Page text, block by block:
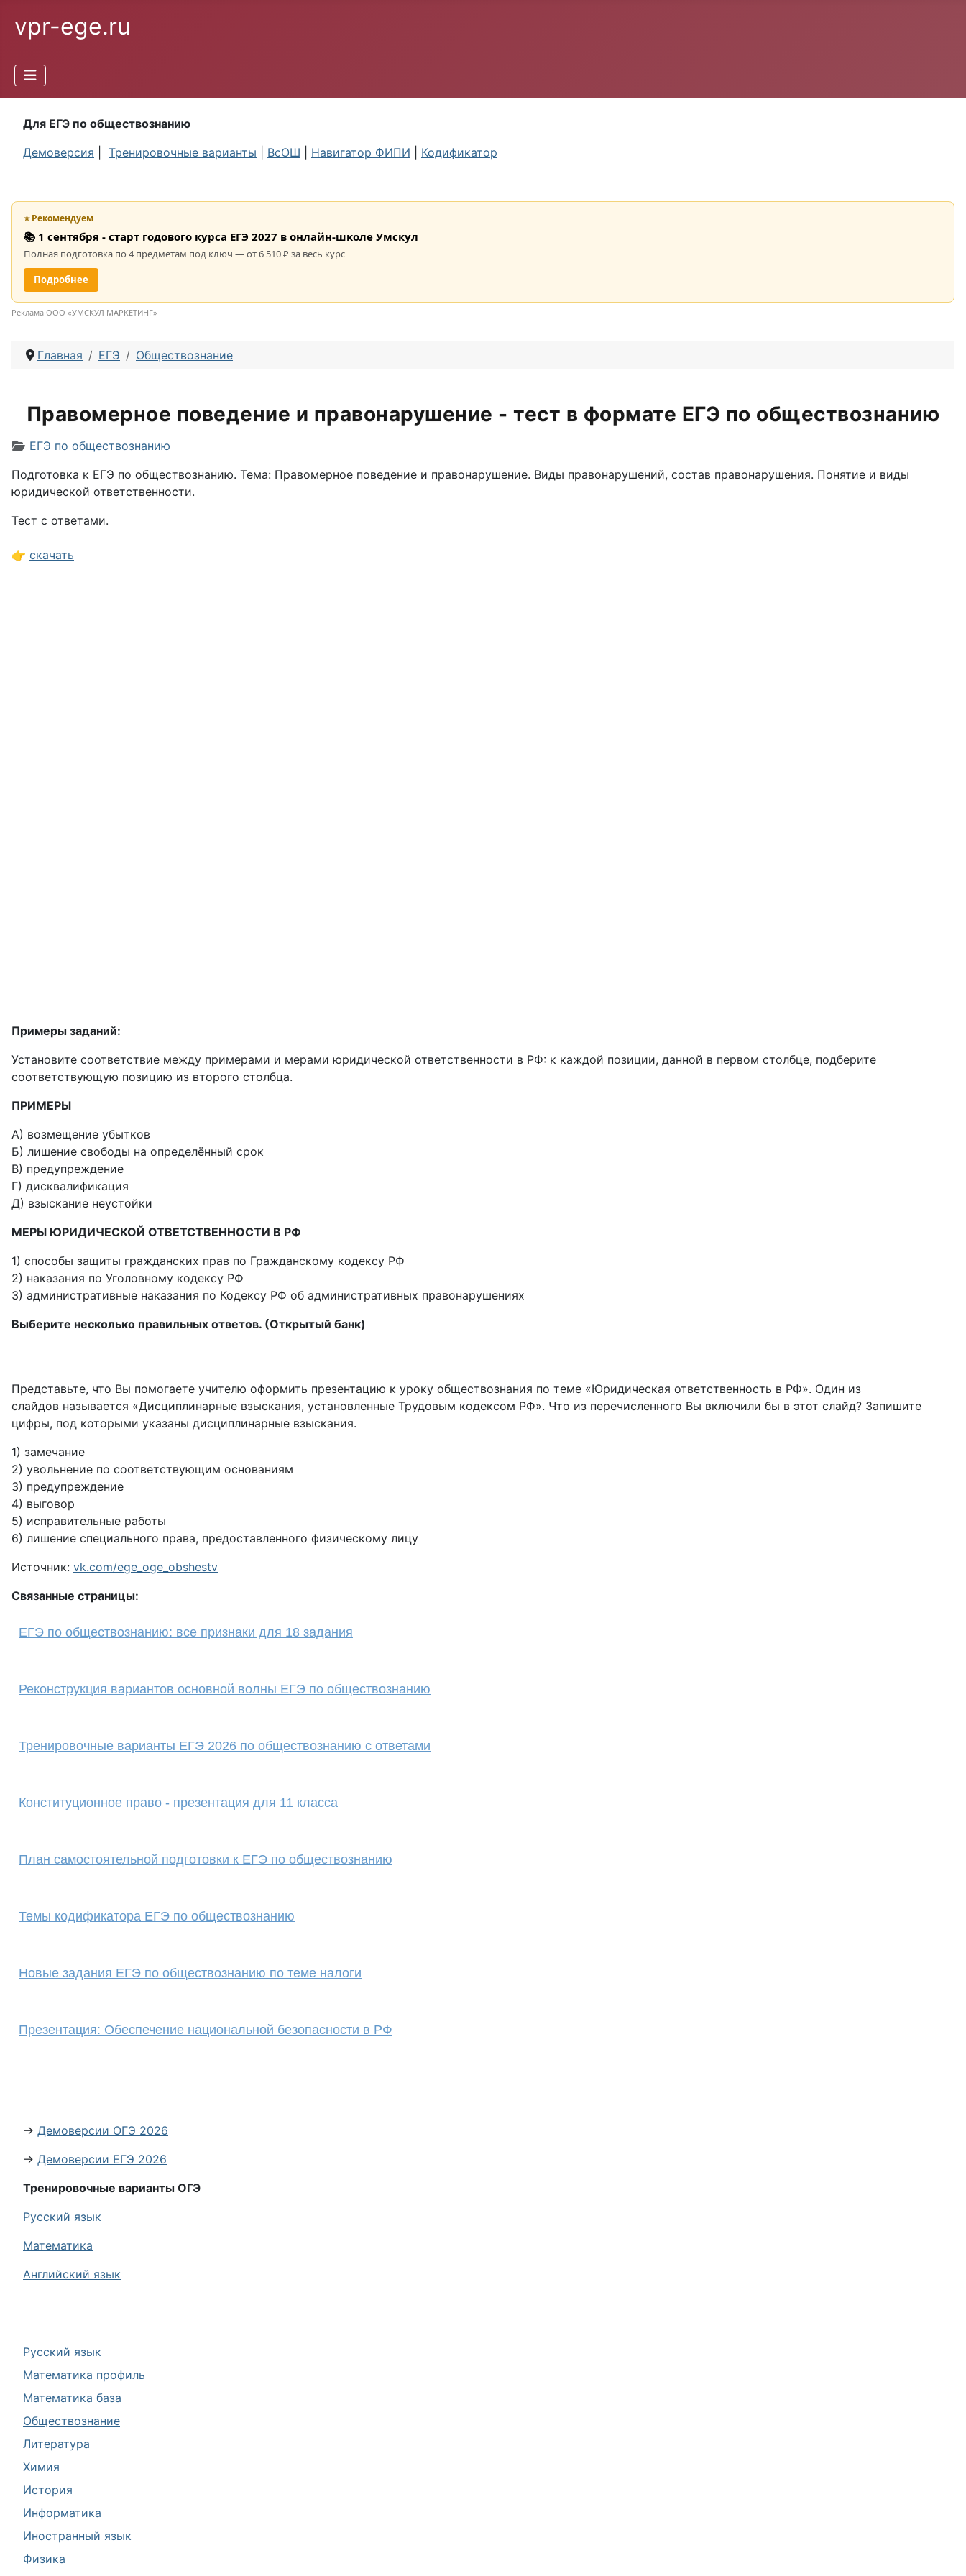
vpr-ege.ru
Для ЕГЭ по обществознанию
Демоверсия
Тренировочные варианты ВсОШ Навигатор ФИПИ Кодификатор
Русский язык
Математика профиль
Математика база
Обществознание
Литература
Химия
История
Информатика
Иностранный язык
Физика
⭐ Рекомендуем
📚 1 сентября - старт годового курса ЕГЭ 2027 в онлайн-школе Умскул
Полная подготовка по 4 предметам под ключ — от 6 510 ₽ за весь курс
Подробнее
Реклама ООО «УМСКУЛ МАРКЕТИНГ»
Главная ЕГЭ Обществознание
Правомерное поведение и правонарушение - тест в формате ЕГЭ по обществознанию
Информация о материале
ЕГЭ по обществознанию
Подготовка к ЕГЭ по обществознанию. Тема: Правомерное поведение и правонарушение. Виды правонарушений, состав правонарушения. Понятие и виды
юридической ответственности.
Тест с ответами.
👉 скачать
Примеры заданий:
Установите соответствие между примерами и мерами юридической ответственности в РФ: к каждой позиции, данной в первом столбце, подберите
соответствующую позицию из второго столбца.
ПРИМЕРЫ
А) возмещение убытков
Б) лишение свободы на определённый срок
В) предупреждение
Г) дисквалификация
Д) взыскание неустойки
МЕРЫ ЮРИДИЧЕСКОЙ ОТВЕТСТВЕННОСТИ В РФ
1) способы защиты гражданских прав по Гражданскому кодексу РФ
2) наказания по Уголовному кодексу РФ
3) административные наказания по Кодексу РФ об административных правонарушениях
Выберите несколько правильных ответов. (Открытый банк)
Представьте, что Вы помогаете учителю оформить презентацию к уроку обществознания по теме «Юридическая ответственность в РФ». Один из
слайдов называется «Дисциплинарные взыскания, установленные Трудовым кодексом РФ». Что из перечисленного Вы включили бы в этот слайд? Запишите
цифры, под которыми указаны дисциплинарные взыскания.
1) замечание
2) увольнение по соответствующим основаниям
3) предупреждение
4) выговор
5) исправительные работы
6) лишение специального права, предоставленного физическому лицу
Источник: vk.com/ege_oge_obshestv
Связанные страницы:
ЕГЭ по обществознанию: все признаки для 18 задания
Реконструкция вариантов основной волны ЕГЭ по обществознанию
Тренировочные варианты ЕГЭ 2026 по обществознанию с ответами
Конституционное право - презентация для 11 класса
План самостоятельной подготовки к ЕГЭ по обществознанию
Темы кодификатора ЕГЭ по обществознанию
Новые задания ЕГЭ по обществознанию по теме налоги
Презентация: Обеспечение национальной безопасности в РФ
→ Демоверсии ОГЭ 2026
→ Демоверсии ЕГЭ 2026
Тренировочные варианты ОГЭ
Русский язык
Математика
Английский язык